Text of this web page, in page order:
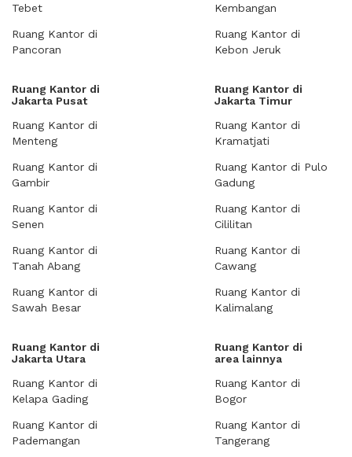
Tebet
Ruang Kantor di
Pancoran
Kembangan
Ruang Kantor di
Kebon Jeruk
Ruang Kantor di
Jakarta Pusat
Ruang Kantor di
Menteng
Ruang Kantor di
Gambir
Ruang Kantor di
Senen
Ruang Kantor di
Tanah Abang
Ruang Kantor di
Sawah Besar
Ruang Kantor di
Jakarta Timur
Ruang Kantor di
Kramatjati
Ruang Kantor di Pulo
Gadung
Ruang Kantor di
Cililitan
Ruang Kantor di
Cawang
Ruang Kantor di
Kalimalang
Ruang Kantor di
Jakarta Utara
Ruang Kantor di
Kelapa Gading
Ruang Kantor di
Pademangan
Ruang Kantor di
area lainnya
Ruang Kantor di
Bogor
Ruang Kantor di
Tangerang